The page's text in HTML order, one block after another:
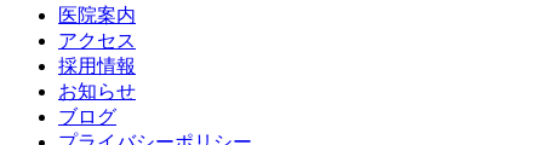
医院案内
アクセス
採用情報
お知らせ
ブログ